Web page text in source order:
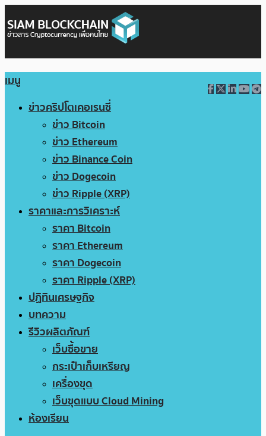
เมนู
ข่าวคริปโตเคอเรนซี่
ข่าว Bitcoin
ข่าว Ethereum
ข่าว Binance Coin
ข่าว Dogecoin
ข่าว Ripple (XRP)
ราคาและการวิเคราะห์
ราคา Bitcoin
ราคา Ethereum
ราคา Dogecoin
ราคา Ripple (XRP)
ปฏิทินเศรษฐกิจ
บทความ
รีวิวผลิตภัณฑ์
เว็บซื้อขาย
กระเป๋าเก็บเหรียญ
เครื่องขุด
เว็บขุดแบบ Cloud Mining
ห้องเรียน